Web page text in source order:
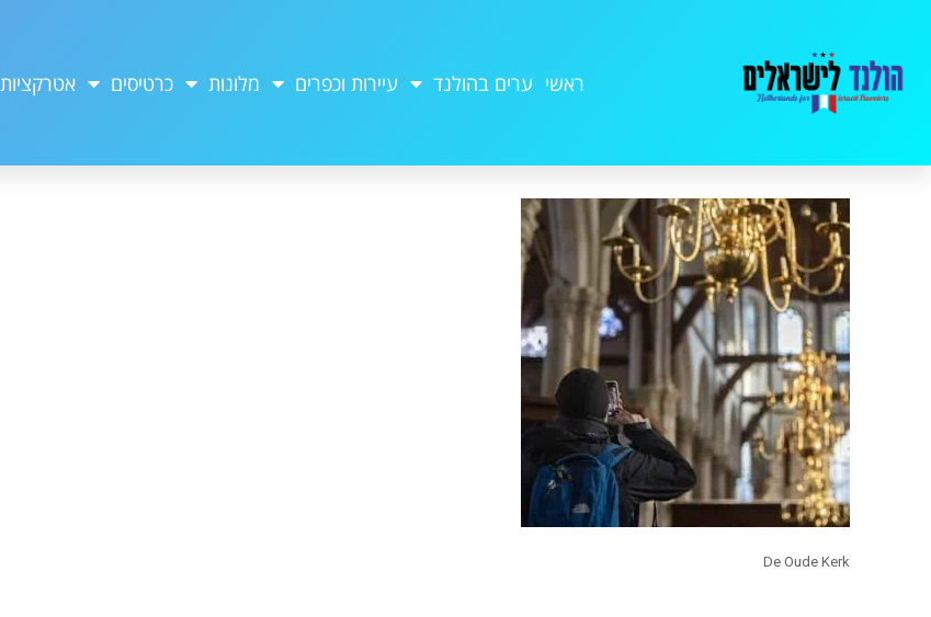
ראשי ערים בהולנד עיירות וכפרים מלונות כרטיסים אטרקציות
De Oude Kerk